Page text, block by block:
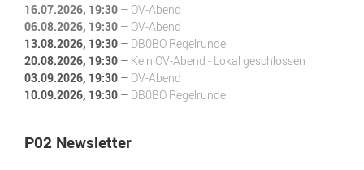
16.07.2026, 19:30 – OV-Abend
06.08.2026, 19:30 – OV-Abend
13.08.2026, 19:30 – DB0BO Regelrunde
20.08.2026, 19:30 – Kein OV-Abend - Lokal geschlossen
03.09.2026, 19:30 – OV-Abend
10.09.2026, 19:30 – DB0BO Regelrunde
P02 Newsletter